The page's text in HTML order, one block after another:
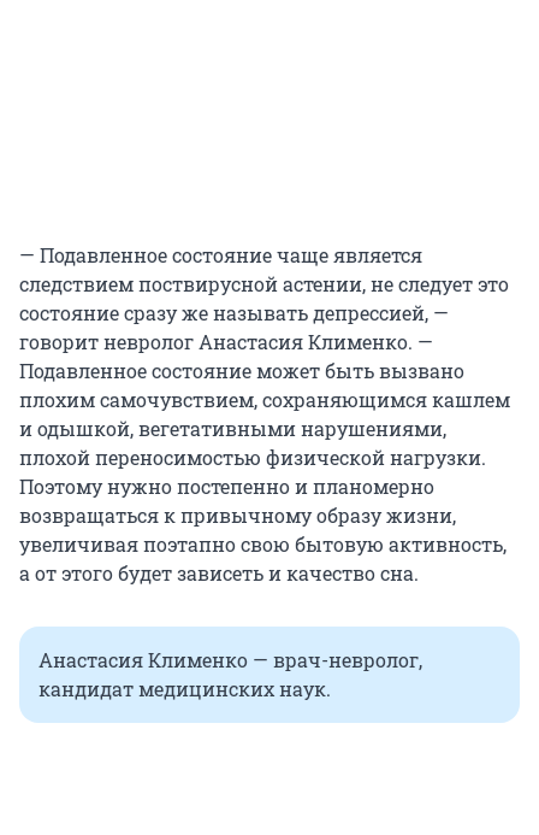
— Подавленное состояние чаще является
следствием поствирусной астении, не следует это
состояние сразу же называть депрессией, —
говорит невролог Анастасия Клименко. —
Подавленное состояние может быть вызвано
плохим самочувствием, сохраняющимся кашлем
и одышкой, вегетативными нарушениями,
плохой переносимостью физической нагрузки.
Поэтому нужно постепенно и планомерно
возвращаться к привычному образу жизни,
увеличивая поэтапно свою бытовую активность,
а от этого будет зависеть и качество сна.
Анастасия Клименко — врач-невролог,
кандидат медицинских наук.